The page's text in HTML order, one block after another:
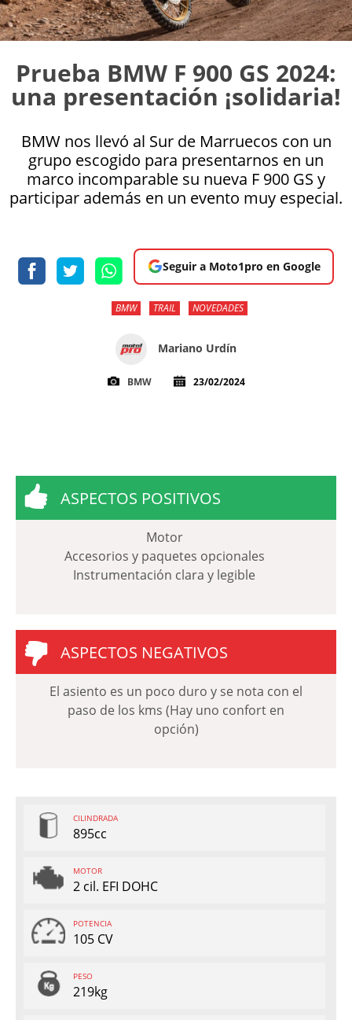
Prueba BMW F 900 GS 2024:
una presentación ¡solidaria!
BMW nos llevó al Sur de Marruecos con un
grupo escogido para presentarnos en un
marco incomparable su nueva F 900 GS y
participar además en un evento muy especial.
Seguir a Moto1pro en Google
BMW TRAIL NOVEDADES
Mariano Urdín
BMW 23/02/2024
ASPECTOS POSITIVOS
Motor
Accesorios y paquetes opcionales
Instrumentación clara y legible
ASPECTOS NEGATIVOS
El asiento es un poco duro y se nota con el
paso de los kms (Hay uno confort en
opción)
CILINDRADA
895cc
MOTOR
2 cil. EFI DOHC
POTENCIA
105 CV
PESO
219kg